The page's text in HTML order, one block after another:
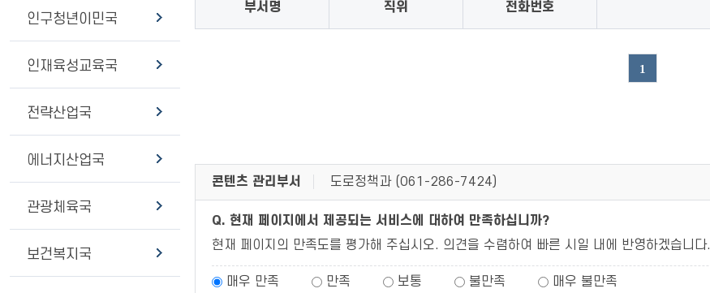
인구청년이민국
인재육성교육국
전략산업국
에너지산업국
관광체육국
보건복지국
부서명 직위 전화번호
1
콘텐츠 관리부서 도로정책과 (061-286-7424)
Q. 현재 페이지에서 제공되는 서비스에 대하여 만족하십니까?
현재 페이지의 만족도를 평가해 주십시오. 의견을 수렴하여 빠른 시일 내에 반영하겠습니다.
매우 만족 만족 보통 불만족 매우 불만족